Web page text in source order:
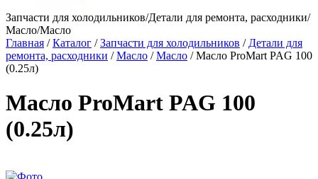
Запчасти для холодильников/Детали для ремонта, расходники/
Масло/Масло
Главная /Каталог /Запчасти для холодильников / Детали для
ремонта, расходники /Масло /Масло /Масло ProMart PAG 100
(0.25л)
Масло ProMart PAG 100
(0.25л)